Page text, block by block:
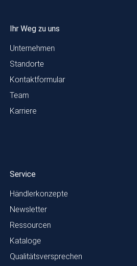
Ihr Weg zu uns
Unternehmen
Standorte
Kontaktformular
Team
Karriere
Service
Händlerkonzepte
Newsletter
Ressourcen
Kataloge
Qualitätsversprechen